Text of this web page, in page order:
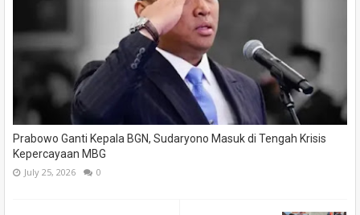
Prabowo Ganti Kepala BGN, Sudaryono Masuk di Tengah Krisis
Kepercayaan MBG
July 25, 2026 0